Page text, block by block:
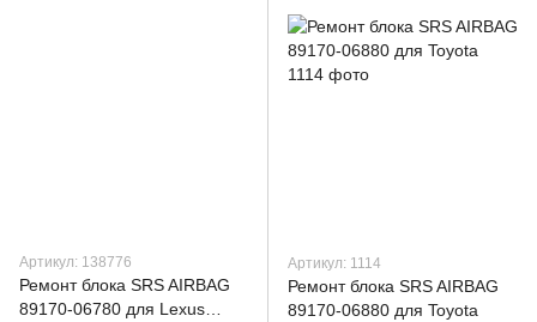
Артикул: 138776
Ремонт блока SRS AIRBAG
89170-06780 для Lexus
Артикул: 1114
Ремонт блока SRS AIRBAG
89170-06880 для Toyota